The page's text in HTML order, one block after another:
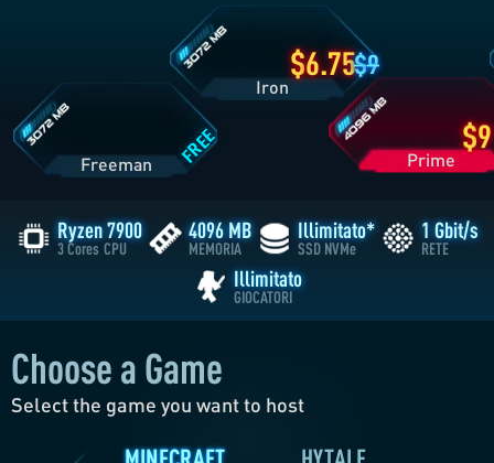
6.75
Ryzen 7900
3 Cores CPU MEMORIA
Illimitato
Choose a Game
Select the game you want to host